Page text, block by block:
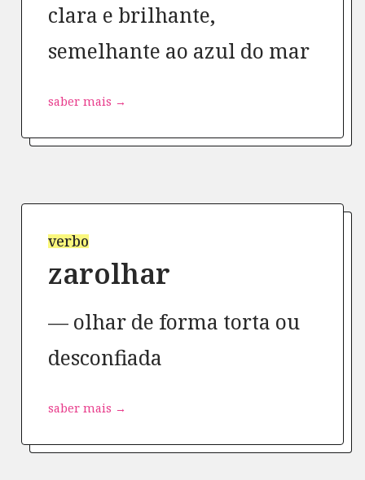
clara e brilhante,
semelhante ao azul do mar
saber mais →
verbo
zarolhar
olhar de forma torta ou
desconfiada
saber mais →